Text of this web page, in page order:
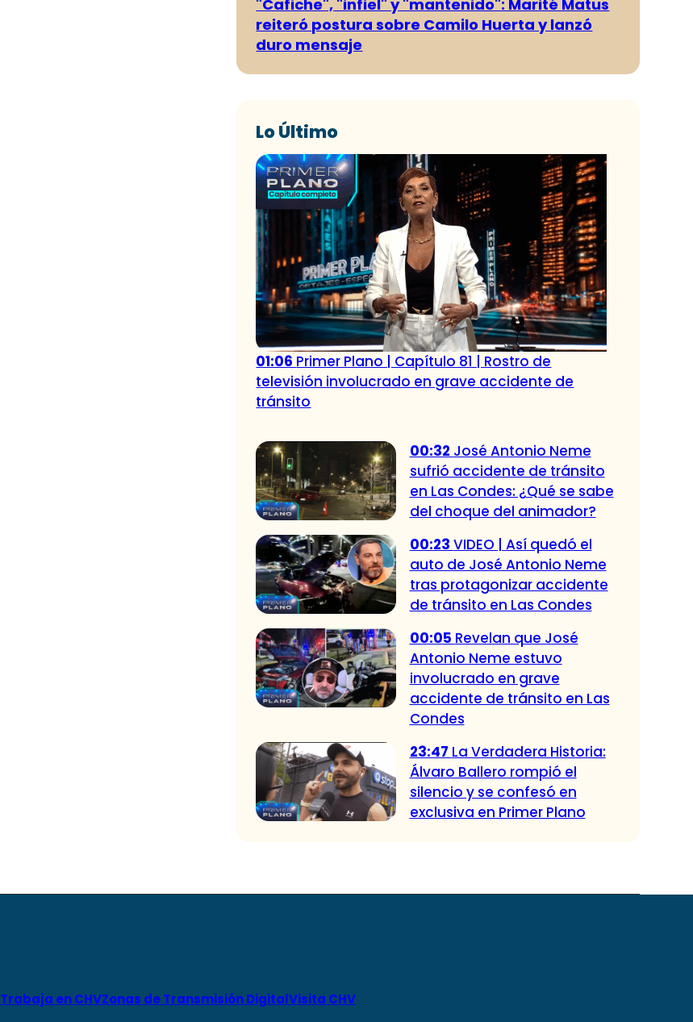
"Cafiche", "infiel" y "mantenido": Marité Matus
reiteró postura sobre Camilo Huerta y lanzó
duro mensaje
Lo Último
01:06 Primer Plano | Capítulo 81 | Rostro de
televisión involucrado en grave accidente de
tránsito
00:32 José Antonio Neme
sufrió accidente de tránsito
en Las Condes: ¿Qué se sabe
del choque del animador?
00:23 VIDEO | Así quedó el
auto de José Antonio Neme
tras protagonizar accidente
de tránsito en Las Condes
00:05 Revelan que José
Antonio Neme estuvo
involucrado en grave
accidente de tránsito en Las
Condes
23:47 La Verdadera Historia:
Álvaro Ballero rompió el
silencio y se confesó en
exclusiva en Primer Plano
Trabaja en CHVZonas de Transmisión DigitalVisita CHV